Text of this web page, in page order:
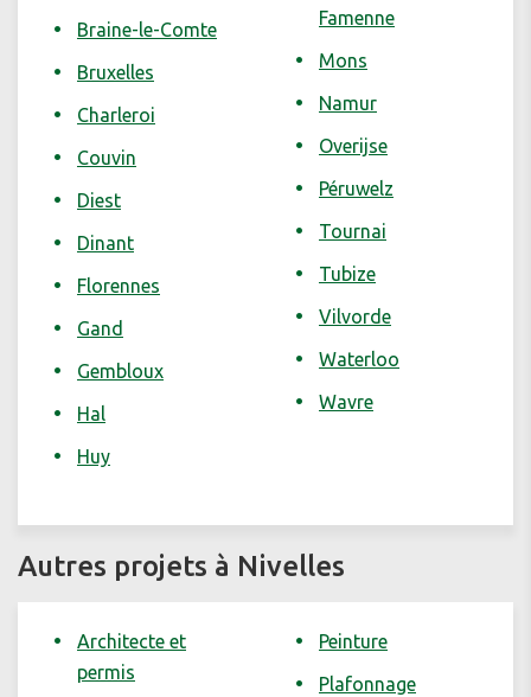
Braine-le-Comte
Bruxelles
Charleroi
Couvin
Diest
Dinant
Florennes
Gand
Gembloux
Hal
Huy
Famenne
Mons
Namur
Overijse
Péruwelz
Tournai
Tubize
Vilvorde
Waterloo
Wavre
Autres projets à Nivelles
Architecte et
permis
Peinture
Plafonnage